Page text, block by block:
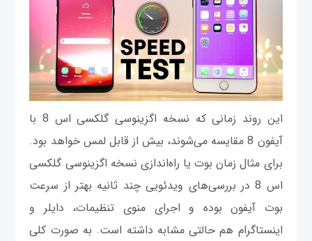
این روند زمانی که نسخه اگزینوسی گلکسی اس 8 با
آیفون 8 مقایسه می‌شوند، بیش از قابل لمس خواهد بود.
برای مثال زمان بوت یا راه‌اندازی نسخه اگزینوسی گلکسی
اس 8 در بررسی‌های ویدئویی چند ثانیه بهتر از سرعت
بوت آیفون بوده و اجرای منوی تنظیمات، دایلر و
اینستاگرام هم حالتی مشابه داشته است. به صورت کلی